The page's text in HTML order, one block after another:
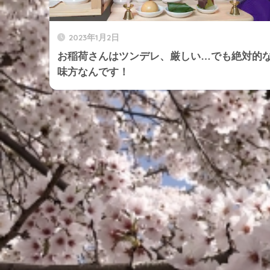
2023年1月2日
お稲荷さんはツンデレ、厳しい…でも絶対的
味方なんです！